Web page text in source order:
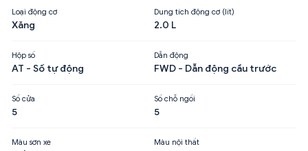
Loại động cơ
Xăng
Dung tích động cơ (lít)
2.0 L
Hộp số
AT - Số tự động
Dẫn động
FWD - Dẫn động cầu trước
Số cửa
5
Số chỗ ngồi
5
Màu sơn xe Màu nội thất